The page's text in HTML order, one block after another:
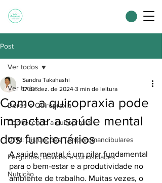
Post
Ver todos
Dores e Quiropraxia
Conhecendo a quiropraxia
DTM: Disfunções Temporomandibulares
Perguntas, dúvidas e curiosidades
Nutrição
Ver todos
Como a quiropraxia pode
impactar a saúde mental
dos funcionários
Sandra Takahashi
17 de dez. de 2024 3 min de leitura
A saúde mental é um pilar fundamental
para o bem-estar e a produtividade no
ambiente de trabalho. Muitas vezes, o